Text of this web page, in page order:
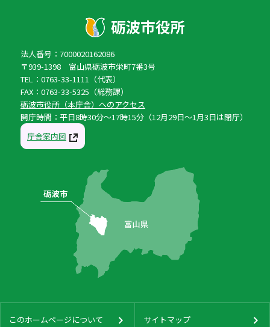
法人番号：7000020162086
〒939-1398 富山県砺波市栄町7番3号
TEL：0763-33-1111（代表）
FAX：0763-33-5325（総務課）
砺波市役所（本庁舎）へのアクセス
開庁時間：平日8時30分〜17時15分（12月29日〜1月3日は閉庁）
庁舎案内図
このホームページについて サイトマップ